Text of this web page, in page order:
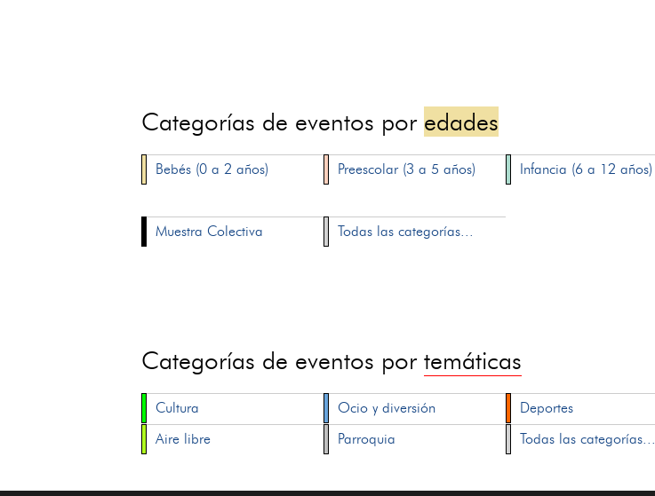
Categorías de eventos por edades
Bebés (0 a 2 años) Preescolar (3 a 5 años) Infancia (6 a 12 años)
Muestra Colectiva
Todas las categorías...
Categorías de eventos portemáticas
Cultura Ocio y diversión Deportes
Aire libre
Parroquia Todas las categorías...